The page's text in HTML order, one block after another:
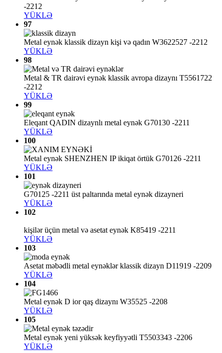
-2212
YÜKLƏ
97
Metal eynək klassik dizayn kişi və qadın W3622527 -2212
YÜKLƏ
98
Metal & TR dairəvi eynək klassik avropa dizaynı T5561722
-2212
YÜKLƏ
99
Eleqant QADIN dizaynlı metal eynək G70130 -2211
YÜKLƏ
100
Metal eynək SHENZHEN IP ikiqat örtük G70126 -2211
YÜKLƏ
101
G70125 -2211 üst paltarında metal eynək dizayneri
YÜKLƏ
102
kişilər üçün metal və asetat eynək K85419 -2211
YÜKLƏ
103
Asetat məbədli metal eynəklər klassik dizayn D11919 -2209
YÜKLƏ
104
Metal eynək D ior qaş dizaynı W35525 -2208
YÜKLƏ
105
Metal eynək yeni yüksək keyfiyyətli T5503343 -2206
YÜKLƏ